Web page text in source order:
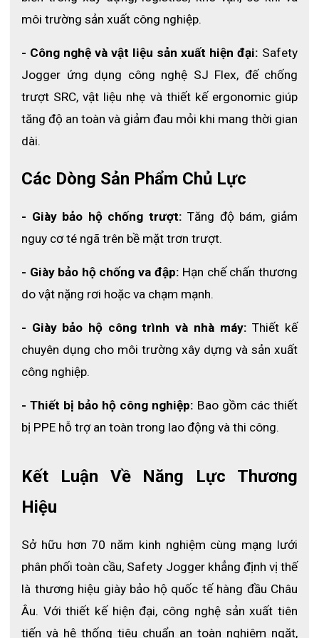
Kính bảo hộ chống bụi Kings KY314B
4. Thiết kế thông minh và thoải mái
Với lò xo polyamide được tích hợp các thành phần polyurethane,
YOHO đem lại sự thoải mái tối đa khi đeo. Lò xo linh hoạt này
vừa giúp kính vừa khít với khuôn mặt để ngăn bụi và khói xâm
vận động mạnh. Băng đỗ polyamide cũng giúp kính vừa vặn với
nhiều kích cỡ đầu khác nhau. Trọng lượng nhẹ chỉ 18g giúp giảm
áp lực lên sống mũi và tai, cho phép bạn sử dụng trong thời gian
5. Đa năng và phù hợp với nhiều nghề nghiệp
kính YOHO phù hợp với nhiều lĩnh vực nghề nghiệp như hóa chất,
xây dựng, ô tô, dịch vụ ăn uống, vận chuyển, y tế, khai thác mỏ
và nhiều ngành công nghiệp khác. Bạn có thể tự tin sử dụng
an toàn và thoải mái cho đôi mắt.
Trong ngành hóa chất, YOHO giúp bảo vệ mắt khỏi các hơi khí
độc hại hay dung môi ăn mòn. Đối với ngành xây dựng và khai
thác mỏ, khả năng chống va đập của YOHO đóng vai trò quan
môi trường sản xuất công nghiệp.
- Công nghệ và vật liệu sản xuất hiện đại: Safety
Jogger ứng dụng công nghệ SJ Flex, đế chống
trượt SRC, vật liệu nhẹ và thiết kế ergonomic giúp
tăng độ an toàn và giảm đau mỏi khi mang thời gian
dài.
Các Dòng Sản Phẩm Chủ Lực
- Giày bảo hộ chống trượt: Tăng độ bám, giảm
nguy cơ té ngã trên bề mặt trơn trượt.
- Giày bảo hộ chống va đập: Hạn chế chấn thương
do vật nặng rơi hoặc va chạm mạnh.
- Giày bảo hộ công trình và nhà máy: Thiết kế
chuyên dụng cho môi trường xây dựng và sản xuất
công nghiệp.
- Thiết bị bảo hộ công nghiệp: Bao gồm các thiết
bị PPE hỗ trợ an toàn trong lao động và thi công.
Kết Luận Về Năng Lực Thương
Hiệu
Sở hữu hơn 70 năm kinh nghiệm cùng mạng lưới
phân phối toàn cầu, Safety Jogger khẳng định vị thế
là thương hiệu giày bảo hộ quốc tế hàng đầu Châu
Âu. Với thiết kế hiện đại, công nghệ sản xuất tiên
tiến và hệ thống tiêu chuẩn an toàn nghiêm ngặt,